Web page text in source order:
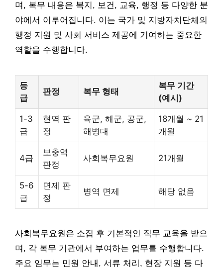
며, 복무 내용은 복지, 보건, 교육, 행정 등 다양한 분
야에서 이루어집니다. 이는 국가 및 지방자치단체의
행정 지원 및 사회 서비스 제공에 기여하는 중요한
역할을 수행합니다.
등
급
판정 복무 형태
복무 기간
(예시)
1-3
급
현역 판
정
육군, 해군, 공군,
해병대
18개월 ~ 21
개월
4급
보충역
판정
사회복무요원 21개월
5-6
급
면제 판
정
병역 면제 해당 없음
사회복무요원은 소집 후 기본적인 직무 교육을 받으
며, 각 복무 기관에서 부여하는 업무를 수행합니다.
주요 임무는 민원 안내, 서류 처리, 현장 지원 등 다